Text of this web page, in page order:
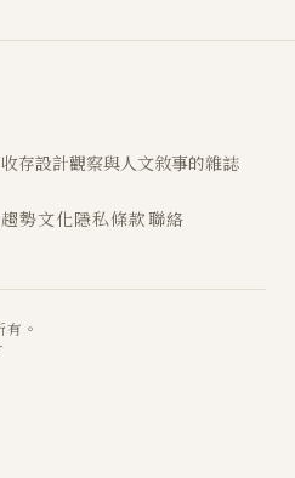
存設計觀察與人文敘事的雜誌
趨勢文化隱私條款聯絡
。